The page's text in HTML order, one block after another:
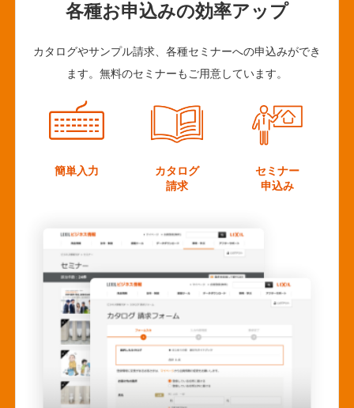
各種お申込みの効率アップ
カタログやサンプル請求、各種セミナーへの申込みができ
ます。無料のセミナーもご用意しています。
簡単入力
カタログ
請求
セミナー
申込み